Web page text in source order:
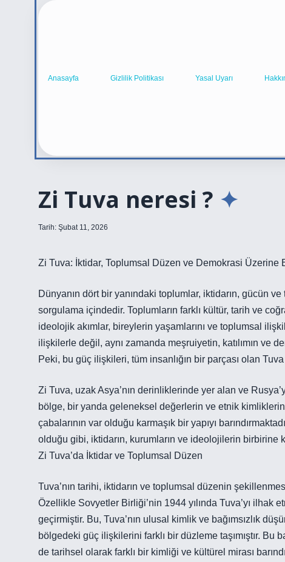
Anasayfa Gizlilik Politikası Yasal Uyarı
Zi Tuva neresi ?
Tarih: Şubat 11, 2026
Zi Tuva: İktidar, Toplumsal Düzen ve Demokrasi Üzerine
Dünyanın dört bir yanındaki toplumlar, iktidarın, gücün
sorgulama içindedir. Toplumların farklı kültür, tarih ve
ideolojik akımlar, bireylerin yaşamlarını ve toplumsal
ilişkilerle değil, aynı zamanda meşruiyetin, katılımın ve
Peki, bu güç ilişkileri, tüm insanlığın bir parçası olan
Zi Tuva, uzak Asya’nın derinliklerinde yer alan ve
bölge, bir yanda geleneksel değerlerin ve etnik kimliklerin
çabalarının var olduğu karmaşık bir yapıyı
olduğu gibi, iktidarın, kurumların ve ideolojilerin birbirine
Zi Tuva’da İktidar ve Toplumsal Düzen
Tuva’nın tarihi, iktidarın ve toplumsal düzenin
Özellikle Sovyetler Birliği’nin 1944 yılında Tuva’yı ilhak
geçirmiştir. Bu, Tuva’nın ulusal kimlik ve bağımsızlık
bölgedeki güç ilişkilerini farklı bir düzleme taşımıştır.
de tarihsel olarak farklı bir kimliği ve kültürel mirası